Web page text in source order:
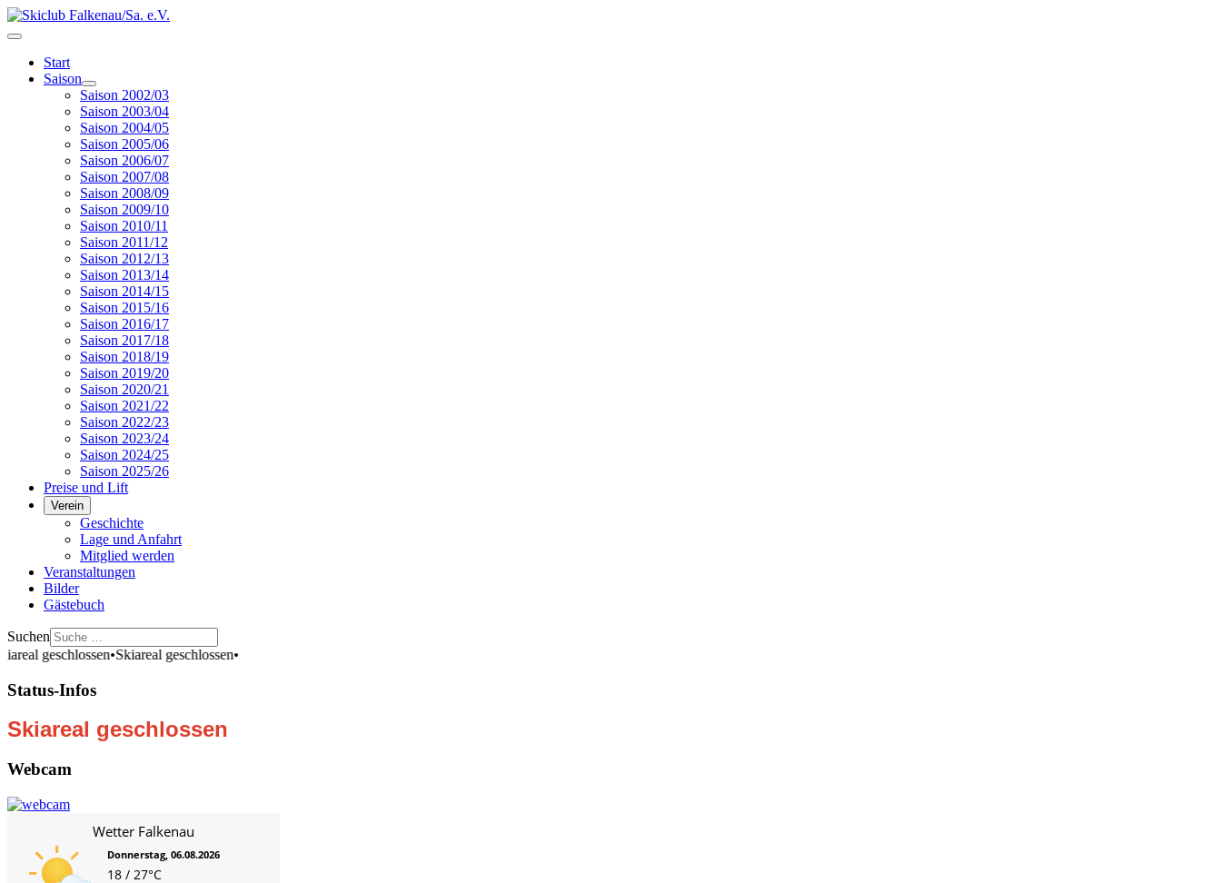
Start
Saison
Saison 2002/03
Saison 2003/04
Saison 2004/05
Saison 2005/06
Saison 2006/07
Saison 2007/08
Saison 2008/09
Saison 2009/10
Saison 2010/11
Saison 2011/12
Saison 2012/13
Saison 2013/14
Saison 2014/15
Saison 2015/16
Saison 2016/17
Saison 2017/18
Saison 2018/19
Saison 2019/20
Saison 2020/21
Saison 2021/22
Saison 2022/23
Saison 2023/24
Saison 2024/25
Saison 2025/26
Preise und Lift
Verein
Geschichte
Lage und Anfahrt
Mitglied werden
Veranstaltungen
Bilder
Gästebuch
Suchen
geschlossen•Skiareal geschlossen•
Status-Infos
Skiareal geschlossen
Webcam
Wetter Falkenau
Donnerstag, 06.08.2026
18 / 27°C